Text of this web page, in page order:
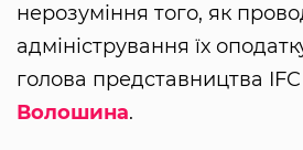
нерозуміння того, як
адміністрування їх
голова представництва IFC
Волошина.